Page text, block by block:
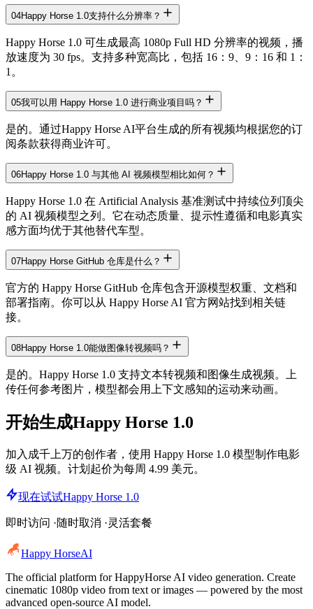
04Happy Horse 1.0支持什么分辨率？
Happy Horse 1.0 可生成最高 1080p Full HD 分辨率的视频，播
放速度为 30 fps。支持多种宽高比，包括 16：9、9：16 和 1：
1。
05我可以用 Happy Horse 1.0 进行商业项目吗？
是的。通过Happy Horse AI平台生成的所有视频均根据您的订
阅条款获得商业许可。
06Happy Horse 1.0 与其他 AI 视频模型相比如何？
Happy Horse 1.0 在 Artificial Analysis 基准测试中持续位列顶尖
的 AI 视频模型之列。它在动态质量、提示性遵循和电影真实
感方面均优于其他替代车型。
07Happy Horse GitHub 仓库是什么？
官方的 Happy Horse GitHub 仓库包含开源模型权重、文档和
部署指南。你可以从 Happy Horse AI 官方网站找到相关链
接。
08Happy Horse 1.0能做图像转视频吗？
是的。Happy Horse 1.0 支持文本转视频和图像生成视频。上
传任何参考图片，模型都会用上下文感知的运动来动画。
开始生成Happy Horse 1.0
加入成千上万的创作者，使用 Happy Horse 1.0 模型制作电影
级 AI 视频。计划起价为每周 4.99 美元。
现在试试Happy Horse 1.0
即时访问 ·随时取消 ·灵活套餐
Happy HorseAI
The official platform for HappyHorse AI video generation. Create
cinematic 1080p video from text or images — powered by the most
advanced open-source AI model.